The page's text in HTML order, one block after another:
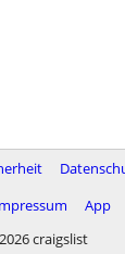
App
craigslist